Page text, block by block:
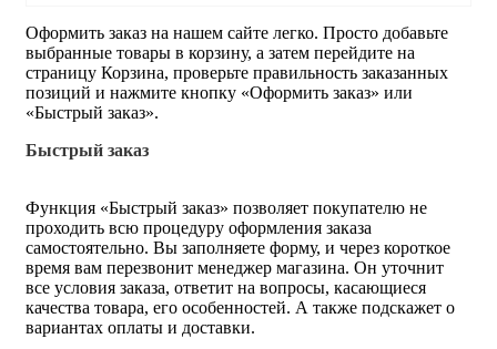
Оформить заказ на нашем сайте легко. Просто добавьте
выбранные товары в корзину, а затем перейдите на
страницу Корзина, проверьте правильность заказанных
позиций и нажмите кнопку «Оформить заказ» или
«Быстрый заказ».
Быстрый заказ
Функция «Быстрый заказ» позволяет покупателю не
проходить всю процедуру оформления заказа
самостоятельно. Вы заполняете форму, и через короткое
время вам перезвонит менеджер магазина. Он уточнит
все условия заказа, ответит на вопросы, касающиеся
качества товара, его особенностей. А также подскажет о
вариантах оплаты и доставки.